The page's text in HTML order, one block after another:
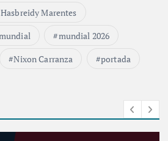
Hasbreidy Marentes
mundial 2026
Nixon Carranza portada